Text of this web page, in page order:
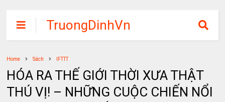
TruongDinhVn
Chia sẽ ebook,
các khóa học,
phần mềm học
tập miễn phí
Home Sách IFTTT
HÓA RA THẾ GIỚI THỜI XƯA THẬT
THÚ VỊ! – NHỮNG CUỘC CHIẾN NỔI